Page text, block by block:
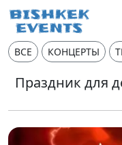
ВСЕ КОНЦЕРТЫ
Праздник для